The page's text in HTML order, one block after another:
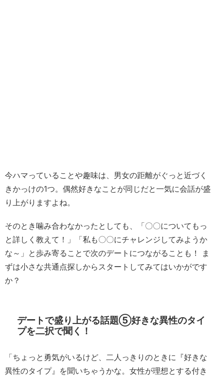
今ハマっていることや趣味は、男女の距離がぐっと近づく
きかっけの1つ。偶然好きなことが同じだと一気に会話が盛
り上がりますよね。
そのとき噛み合わなかったとしても、「〇〇についてもっ
と詳しく教えて！」「私も〇〇にチャレンジしてみようか
な～」と歩み寄ることで次のデートにつながることも！ ま
ずは小さな共通点探しからスタートしてみてはいかがです
か？
デートで盛り上がる話題⑤好きな異性のタイ
プを二択で聞く！
「ちょっと勇気がいるけど、二人っきりのときに『好きな
異性のタイプ』を聞いちゃうかな。女性が理想とする付き